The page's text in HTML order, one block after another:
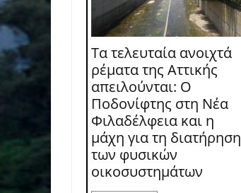
Τα τελευταία ανοιχτά
ρέματα της Αττικής
απειλούνται: Ο
Ποδονίφτης στη Νέα
Φιλαδέλφεια και η
μάχη για τη διατήρηση
των φυσικών
οικοσυστημάτων